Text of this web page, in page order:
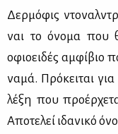
Δερ­μό­φις
ναι το όνο­μα που
οφιοει­δές αμ­φί­βιο
να­μά. Πρό­κει­ται
λέ­ξη που
Απο­τε­λεί ιδα­νι­κό